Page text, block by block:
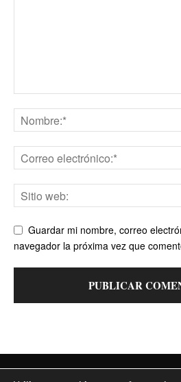
Guardar mi nombre, correo
navegador la próxima vez que